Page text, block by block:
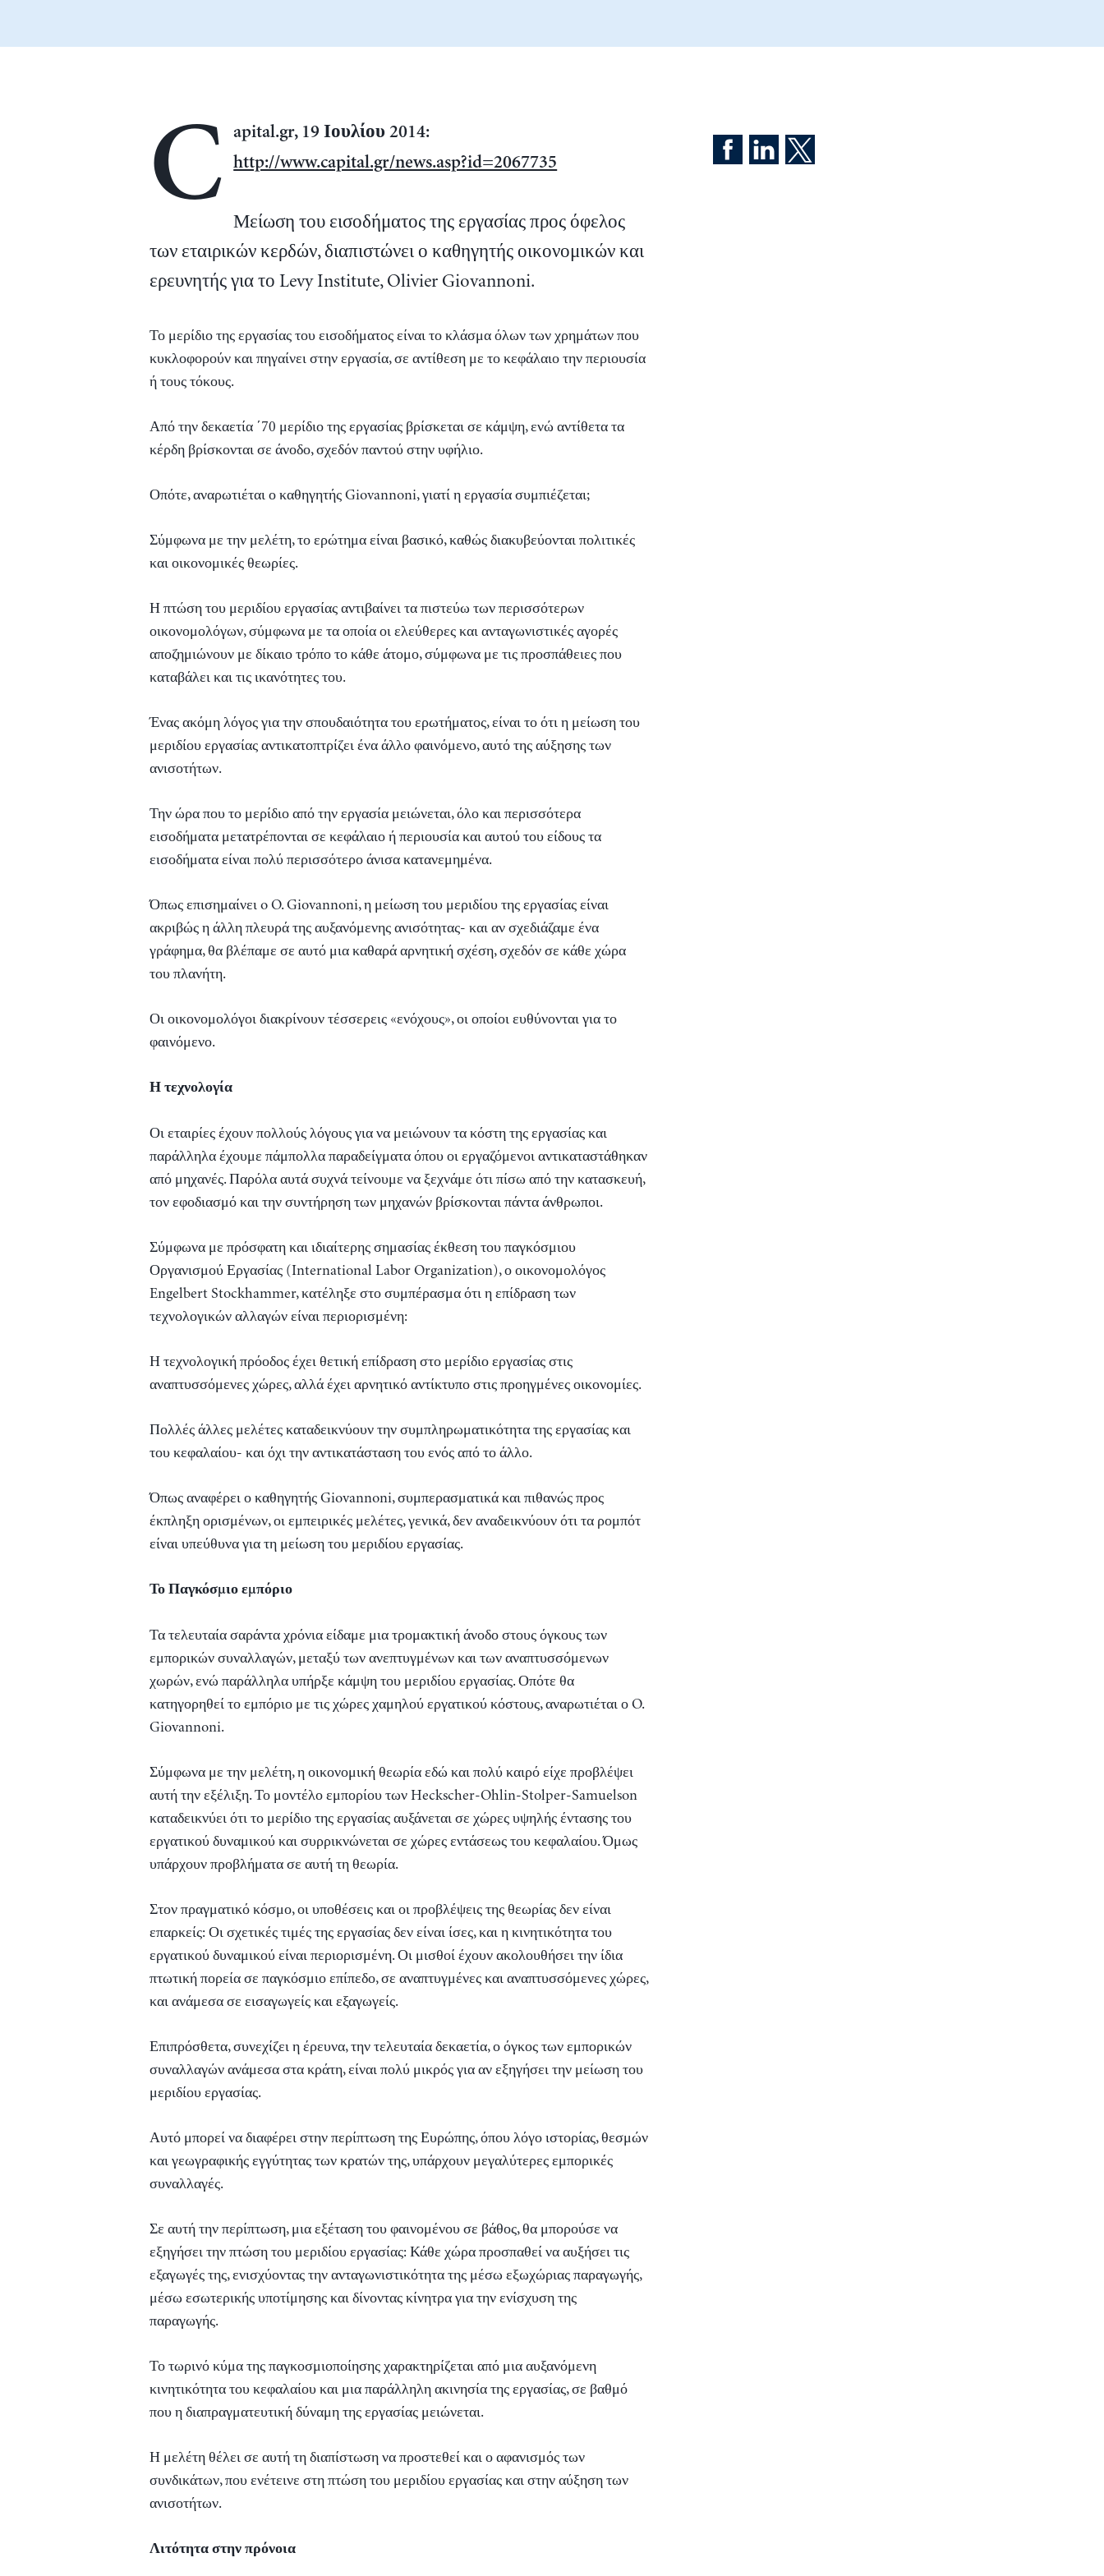
C
apital.gr, 19 Ιουλίου 2014:
http://www.capital.gr/news.asp?id=2067735
Μείωση του εισοδήματος της εργασίας προς όφελος
των εταιρικών κερδών, διαπιστώνει ο καθηγητής οικονομικών και
ερευνητής για το Levy Institute, Olivier Giovannoni.
Το μερίδιο της εργασίας του εισοδήματος είναι το κλάσμα όλων των χρημάτων που
κυκλοφορούν και πηγαίνει στην εργασία, σε αντίθεση με το κεφάλαιο την περιουσία
ή τους τόκους.
Από την δεκαετία ΄70 μερίδιο της εργασίας βρίσκεται σε κάμψη, ενώ αντίθετα τα
κέρδη βρίσκονται σε άνοδο, σχεδόν παντού στην υφήλιο.
Οπότε, αναρωτιέται ο καθηγητής Giovannoni, γιατί η εργασία συμπιέζεται;
Σύμφωνα με την μελέτη, το ερώτημα είναι βασικό, καθώς διακυβεύονται πολιτικές
και οικονομικές θεωρίες.
Η πτώση του μεριδίου εργασίας αντιβαίνει τα πιστεύω των περισσότερων
οικονομολόγων, σύμφωνα με τα οποία οι ελεύθερες και ανταγωνιστικές αγορές
αποζημιώνουν με δίκαιο τρόπο το κάθε άτομο, σύμφωνα με τις προσπάθειες που
καταβάλει και τις ικανότητες του.
Ένας ακόμη λόγος για την σπουδαιότητα του ερωτήματος, είναι το ότι η μείωση του
μεριδίου εργασίας αντικατοπτρίζει ένα άλλο φαινόμενο, αυτό της αύξησης των
ανισοτήτων.
Την ώρα που το μερίδιο από την εργασία μειώνεται, όλο και περισσότερα
εισοδήματα μετατρέπονται σε κεφάλαιο ή περιουσία και αυτού του είδους τα
εισοδήματα είναι πολύ περισσότερο άνισα κατανεμημένα.
Όπως επισημαίνει o O. Giovannoni, η μείωση του μεριδίου της εργασίας είναι
ακριβώς η άλλη πλευρά της αυξανόμενης ανισότητας- και αν σχεδιάζαμε ένα
γράφημα, θα βλέπαμε σε αυτό μια καθαρά αρνητική σχέση, σχεδόν σε κάθε χώρα
του πλανήτη.
Οι οικονομολόγοι διακρίνουν τέσσερεις «ενόχους», οι οποίοι ευθύνονται για το
φαινόμενο.
Η τεχνολογία
Οι εταιρίες έχουν πολλούς λόγους για να μειώνουν τα κόστη της εργασίας και
παράλληλα έχουμε πάμπολλα παραδείγματα όπου οι εργαζόμενοι αντικαταστάθηκαν
από μηχανές. Παρόλα αυτά συχνά τείνουμε να ξεχνάμε ότι πίσω από την κατασκευή,
τον εφοδιασμό και την συντήρηση των μηχανών βρίσκονται πάντα άνθρωποι.
Σύμφωνα με πρόσφατη και ιδιαίτερης σημασίας έκθεση του παγκόσμιου
Οργανισμού Εργασίας (International Labor Organization), ο οικονομολόγος
Engelbert Stockhammer, κατέληξε στο συμπέρασμα ότι η επίδραση των
τεχνολογικών αλλαγών είναι περιορισμένη:
Η τεχνολογική πρόοδος έχει θετική επίδραση στο μερίδιο εργασίας στις
αναπτυσσόμενες χώρες, αλλά έχει αρνητικό αντίκτυπο στις προηγμένες οικονομίες.
Πολλές άλλες μελέτες καταδεικνύουν την συμπληρωματικότητα της εργασίας και
του κεφαλαίου- και όχι την αντικατάσταση του ενός από το άλλο.
Όπως αναφέρει ο καθηγητής Giovannoni, συμπερασματικά και πιθανώς προς
έκπληξη ορισμένων, οι εμπειρικές μελέτες, γενικά, δεν αναδεικνύουν ότι τα ρομπότ
είναι υπεύθυνα για τη μείωση του μεριδίου εργασίας.
Το Παγκόσμιο εμπόριο
Τα τελευταία σαράντα χρόνια είδαμε μια τρομακτική άνοδο στους όγκους των
εμπορικών συναλλαγών, μεταξύ των ανεπτυγμένων και των αναπτυσσόμενων
χωρών, ενώ παράλληλα υπήρξε κάμψη του μεριδίου εργασίας. Οπότε θα
κατηγορηθεί το εμπόριο με τις χώρες χαμηλού εργατικού κόστους, αναρωτιέται ο O.
Giovannoni.
Σύμφωνα με την μελέτη, η οικονομική θεωρία εδώ και πολύ καιρό είχε προβλέψει
αυτή την εξέλιξη. Το μοντέλο εμπορίου των Heckscher-Ohlin-Stolper-Samuelson
καταδεικνύει ότι το μερίδιο της εργασίας αυξάνεται σε χώρες υψηλής έντασης του
εργατικού δυναμικού και συρρικνώνεται σε χώρες εντάσεως του κεφαλαίου. Όμως
υπάρχουν προβλήματα σε αυτή τη θεωρία.
Στον πραγματικό κόσμο, οι υποθέσεις και οι προβλέψεις της θεωρίας δεν είναι
επαρκείς: Οι σχετικές τιμές της εργασίας δεν είναι ίσες, και η κινητικότητα του
εργατικού δυναμικού είναι περιορισμένη. Οι μισθοί έχουν ακολουθήσει την ίδια
πτωτική πορεία σε παγκόσμιο επίπεδο, σε αναπτυγμένες και αναπτυσσόμενες χώρες,
και ανάμεσα σε εισαγωγείς και εξαγωγείς.
Επιπρόσθετα, συνεχίζει η έρευνα, την τελευταία δεκαετία, ο όγκος των εμπορικών
συναλλαγών ανάμεσα στα κράτη, είναι πολύ μικρός για αν εξηγήσει την μείωση του
μεριδίου εργασίας.
Αυτό μπορεί να διαφέρει στην περίπτωση της Ευρώπης, όπου λόγο ιστορίας, θεσμών
και γεωγραφικής εγγύτητας των κρατών της, υπάρχουν μεγαλύτερες εμπορικές
συναλλαγές.
Σε αυτή την περίπτωση, μια εξέταση του φαινομένου σε βάθος, θα μπορούσε να
εξηγήσει την πτώση του μεριδίου εργασίας: Κάθε χώρα προσπαθεί να αυξήσει τις
εξαγωγές της, ενισχύοντας την ανταγωνιστικότητα της μέσω εξωχώριας παραγωγής,
μέσω εσωτερικής υποτίμησης και δίνοντας κίνητρα για την ενίσχυση της
παραγωγής.
Το τωρινό κύμα της παγκοσμιοποίησης χαρακτηρίζεται από μια αυξανόμενη
κινητικότητα του κεφαλαίου και μια παράλληλη ακινησία της εργασίας, σε βαθμό
που η διαπραγματευτική δύναμη της εργασίας μειώνεται.
Η μελέτη θέλει σε αυτή τη διαπίστωση να προστεθεί και ο αφανισμός των
συνδικάτων, που ενέτεινε στη πτώση του μεριδίου εργασίας και στην αύξηση των
ανισοτήτων.
Λιτότητα στην πρόνοια